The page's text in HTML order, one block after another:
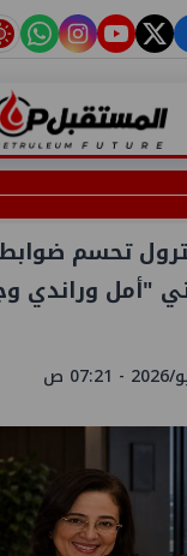
twitter
youtube
تحسم ضوابط
"أمل